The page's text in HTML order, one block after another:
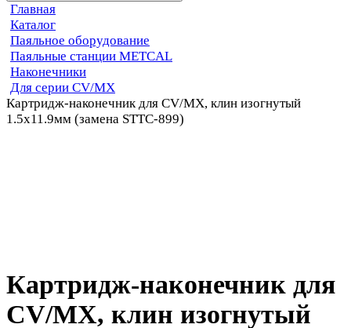
Главная
Каталог
Паяльное оборудование
Паяльные станции METCAL
Наконечники
Для серии CV/MX
Картридж-наконечник для СV/MX, клин изогнутый
1.5х11.9мм (замена STTC-899)
Картридж-наконечник для
СV/MX, клин изогнутый